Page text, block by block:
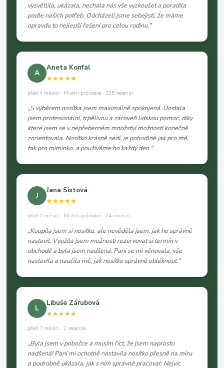
vysvětlila, ukázala, nechala nás vše vyzkoušet a poradila
podle našich potřeb. Odcházeli jsme sebejistí, že máme
opravdu to nejlepší řešení pro celou rodinu."
A
Aneta Konfal
★★★★★
před 4 měsíci · Místní průvodce · 135 recenzí
„S výběrem nosítka jsem maximálně spokojená. Dostala
jsem profesionální, trpělivou a zároveň lidskou pomoc, díky
které jsem se v nepřeberném množství možností konečně
zorientovala. Nosítko krásně sedí, je pohodlné jak pro mě,
tak pro miminko, a používáme ho každý den."
J
Jana Sixtová
★★★★★
před 2 měsíci · Místní průvodce · 24 recenzí
„Koupila jsem si nosítko, ale nevěděla jsem, jak ho správně
nastavit. Využila jsem možnosti rezervovat si termín v
obchodě a byla jsem nadšená. Paní se mi věnovala, vše
nastavila a naučila mě, jak nosítko správně obléknout."
L
Libuše Zárubová
★★★★★
před 7 měsíci · 2 recenze
„Byla jsem v pobočce a musím říct, že jsem naprosto
nadšená! Paní mi ochotně nastavila nosítko přesně na míru
a podrobně ukázala, jak s ním správně pracovat. Nejvíc